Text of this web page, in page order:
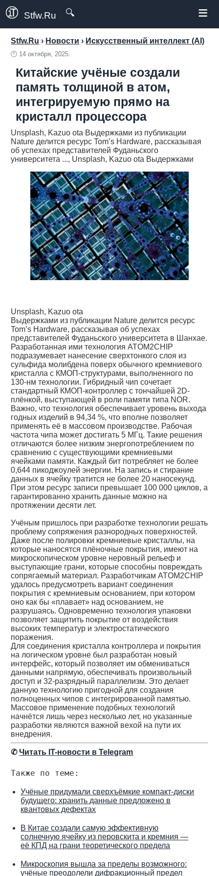
Stfw.Ru 🔍 ≡
Stfw.Ru › Новости › Искусственный интеллект (AI)
🕛 14 октября, 2025.
Китайские учёные создали
память толщиной в атом,
интегрируемую прямо на
кристалл процессора
Unsplash, Kazuo ota Выдержками из публикации
Nature делится ресурс Tom’s Hardware, рассказывая
об успехах представителей Фуданьского
университета ..., Unsplash, Kazuo ota Выдержками
Unsplash, Kazuo ota
Выдержками из публикации Nature делится ресурс
Tom’s Hardware, рассказывая об успехах
представителей Фуданьского университета в Шанхае.
Разработанная ими технология ATOM2CHIP
подразумевает нанесение сверхтонкого слоя из
сульфида молибдена поверх обычного кремниевого
кристалла с КМОП-структурами, выполненного по
130-нм технологии. Гибридный чип сочетает
стандартный КМОП-контроллер с тончайшей 2D-
плёнкой, выступающей в роли памяти типа NOR.
Важно, что технология обеспечивает уровень выхода
годных изделий в 94,34 %, что вполне позволяет
применять её в массовом производстве. Рабочая
частота чипа может достигать 5 МГц. Такие решения
отличаются более низким энергопотреблением по
сравнению с существующими кремниевыми
ячейками памяти. Каждый бит потребляет не более
0,644 пикоджоулей энергии. На запись и стирание
данных в ячейку тратится не более 20 наносекунд.
При этом ресурс записи превышает 100 000 циклов, а
гарантированно хранить данные можно на
протяжении десяти лет.
Учёным пришлось при разработке технологии решать
проблему сопряжения разнородных поверхностей.
Даже после полировки кремниевые кристаллы, на
которые наносятся плёночные покрытия, имеют на
микроскопическом уровне неровный рельеф и
выступающие грани, которые способны повреждать
сопрягаемый материал. Разработчикам ATOM2CHIP
удалось предусмотреть вариант соединения
покрытия с кремниевым основанием, при котором
оно как бы «плавает» над основанием, не
разрушаясь. Одновременно технология упаковки
позволяет защитить покрытие от воздействия
высоких температур и электростатического
поражения.
Для соединения кристалла контроллера и покрытия
на логическом уровне был разработан новый
интерфейс, который позволяет им обмениваться
данными напрямую, обеспечивать произвольный
доступ и 32-разрядный параллелизм. Это делает
данную технологию пригодной для создания
полноценных чипов с интегрированной памятью.
Массовое применение подобных технологий
начнётся лишь через несколько лет, но указанные
разработки являются важной вехой на пути их
внедрения.
✆Читать IT-новости в Telegram
Также по теме:
Учёные придумали сверхъёмкие компакт-диски
будущего: хранить данные предложено в
квантовых дефектах
В Китае создали самую эффективную
солнечную ячейку из перовскита и кремния —
её КПД на грани теоретического предела
Микроскопия вышла за пределы возможного:
учёные преодолели дифракционный предел